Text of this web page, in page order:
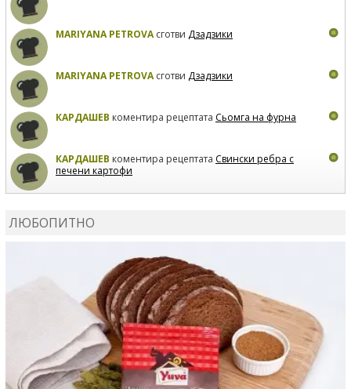
MARIYANA PETROVAсготви Дзадзики
MARIYANA PETROVAсготви Дзадзики
КАРДАШЕВ коментира рецептата Сьомга на фурна
КАРДАШЕВ коментира рецептата Свински ребра с
печени картофи
ЛЮБОПИТНО